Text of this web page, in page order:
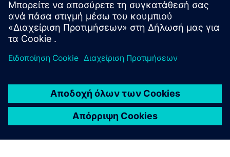
παραγωγικότητα και τη βιωσιμότητα στην κατασκευή
μπαταριών